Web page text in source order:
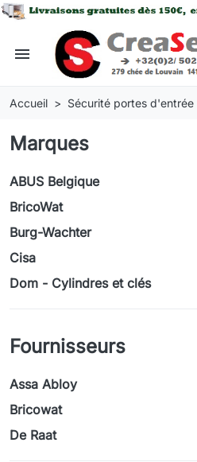
menu
Accueil Sécurité portes d'entrée
Marques
ABUS Belgique
BricoWat
Burg-Wachter
Cisa
Dom - Cylindres et clés
Fournisseurs
Assa Abloy
Bricowat
De Raat